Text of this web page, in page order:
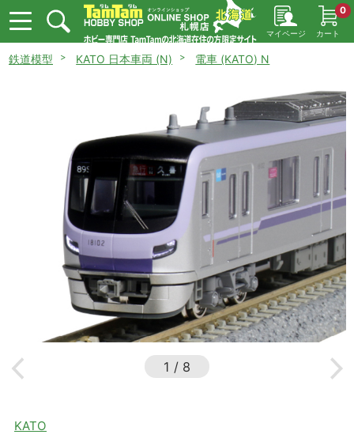
マイページ カート
0
鉄道模型 KATO 日本車両 (N) 電車 (KATO) N
1 / 8
KATO